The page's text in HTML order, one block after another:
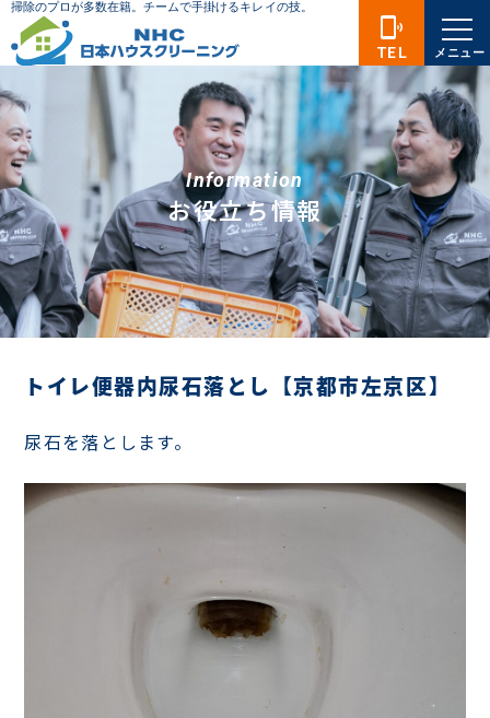
Information
お役立ち情報
トイレ便器内尿石落とし【京都市左京区】
尿石を落とします。
phonelink_ring
TEL メニュー